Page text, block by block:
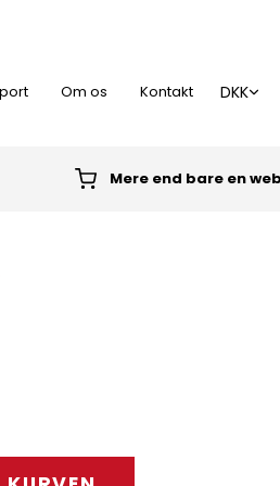
Om os Kontakt
Mere end bare en